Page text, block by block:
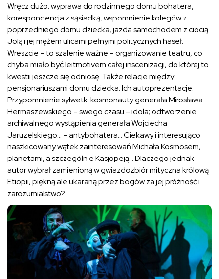
Wręcz dużo: wyprawa do rodzinnego domu bohatera,
korespondencja z sąsiadką, wspomnienie kolegów z
poprzedniego domu dziecka, jazda samochodem z ciocią
Jolą i jej mężem ulicami pełnymi politycznych haseł.
Wreszcie – to szalenie ważne – organizowanie teatru, co
chyba miało być leitmotivem całej inscenizacji, do której to
kwestii jeszcze się odniosę. Także relacje między
pensjonariuszami domu dziecka. Ich autoprezentacje.
Przypomnienie sylwetki kosmonauty generała Mirosława
Hermaszewskiego – swego czasu – idola; odtworzenie
archiwalnego wystąpienia generała Wojciecha
Jaruzelskiego… – antybohatera… Ciekawy i interesująco
naszkicowany wątek zainteresowań Michała Kosmosem,
planetami, a szczególnie Kasjopeją… Dlaczego jednak
autor wybrał zamienioną w gwiazdozbiór mityczna królową
Etiopii, piękną ale ukaraną przez bogów za jej próżność i
zarozumialstwo?